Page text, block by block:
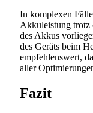
In komplexen
Akkuleistung trotz
des Akkus
des Geräts beim
empfehlenswert,
aller
Fazit